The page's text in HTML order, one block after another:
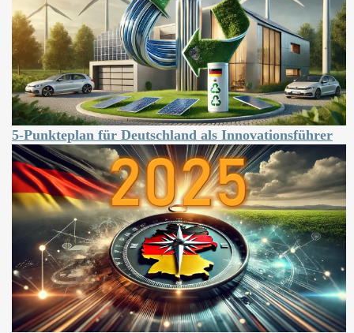
5-Punkteplan für Deutschland als Innovationsführer